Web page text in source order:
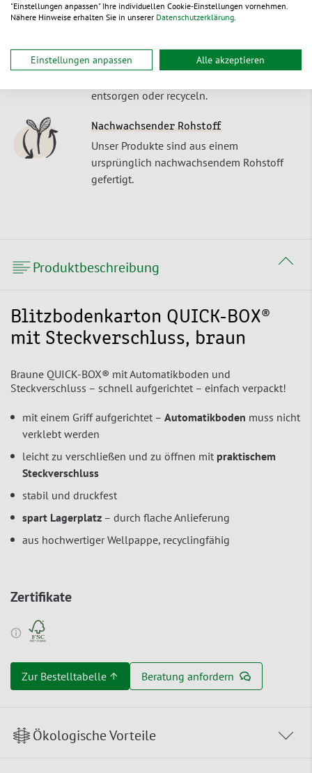
Wunschtermin.
Unsere Produkte lassen sich als
entsorgen oder recyceln.
Nachwachsender Rohstoff
Unser Produkte sind aus einem
ursprünglich nachwachsendem Rohstoff
gefertigt.
Produktbeschreibung
Blitzbodenkarton QUICK-BOX®
mit Steckverschluss, braun
Braune QUICK-BOX® mit Automatikboden und
Steckverschluss – schnell aufgerichtet – einfach verpackt!
mit einem Griff aufgerichtet – Automatikboden muss nicht
verklebt werden
leicht zu verschließen und zu öffnen mit praktischem
Steckverschluss
stabil und druckfest
spart Lagerplatz – durch flache Anlieferung
aus hochwertiger Wellpappe, recyclingfähig
Zertifikate
Zur Bestelltabelle ↑ Beratung anfordern
Ökologische Vorteile
"Einstellungen anpassen" Ihre individuellen Cookie-Einstellungen vornehmen.
Nähere Hinweise erhalten Sie in unserer Datenschutzerklärung.
Einstellungen anpassen Alle akzeptieren